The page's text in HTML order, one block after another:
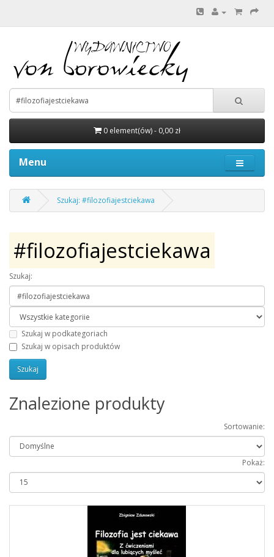
0 element(ów) - 0,00 zł
Menu
Szukaj: #filozofiajestciekawa
#filozofiajestciekawa
Szukaj:
Szukaj w podkategoriach
Szukaj w opisach produktów
Znalezione produkty
Sortowanie:
Pokaż: